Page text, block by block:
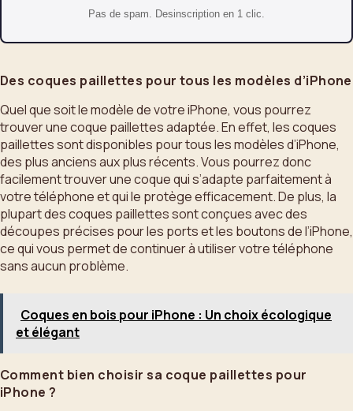
Pas de spam. Desinscription en 1 clic.
Des coques paillettes pour tous les modèles d’iPhone
Quel que soit le modèle de votre iPhone, vous pourrez
trouver une coque paillettes adaptée. En effet, les coques
paillettes sont disponibles pour tous les modèles d’iPhone,
des plus anciens aux plus récents. Vous pourrez donc
facilement trouver une coque qui s’adapte parfaitement à
votre téléphone et qui le protège efficacement. De plus, la
plupart des coques paillettes sont conçues avec des
découpes précises pour les ports et les boutons de l’iPhone,
ce qui vous permet de continuer à utiliser votre téléphone
sans aucun problème.
Coques en bois pour iPhone : Un choix écologique
et élégant
Comment bien choisir sa coque paillettes pour
iPhone ?